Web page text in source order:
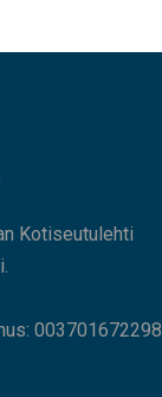
Kotiseutulehti
003701672298